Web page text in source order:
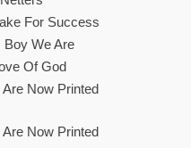
For Success
Boy We Are
Of God
Now Printed
Now Printed